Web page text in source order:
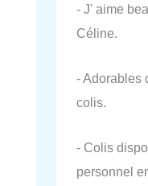
- J' aime
Céline.
- Adorables
colis.
- Colis
personnel